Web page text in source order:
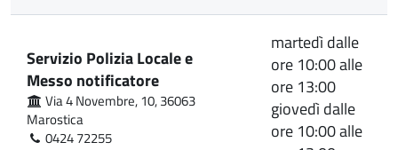
Servizio Polizia Locale e
Messo notificatore
Via 4 Novembre, 10, 36063
Marostica
0424 72255
martedì dalle
ore 10:00 alle
ore 13:00
giovedì dalle
ore 10:00 alle